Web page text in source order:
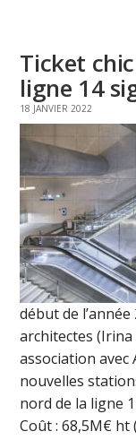
Ticket
ligne 14
18 JANVIER 2022
début de l’année
architectes
association
nouvelles
nord de la ligne
Coût : 68,5M€ ht